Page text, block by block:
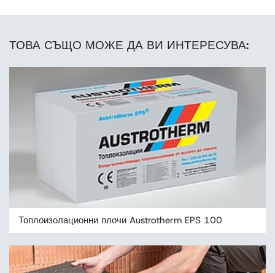
ТОВА СЪЩО МОЖЕ ДА ВИ ИНТЕРЕСУВА:
Топлоизолационни плочи Austrotherm EPS 100